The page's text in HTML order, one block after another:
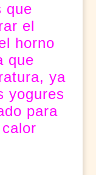
que
el
horno
que
ya
yogures
para